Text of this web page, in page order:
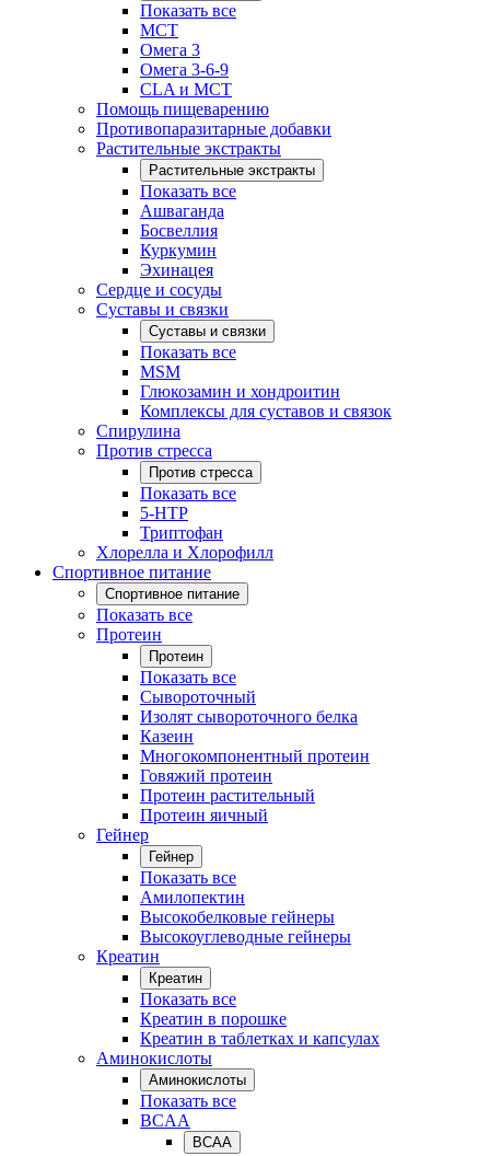
Показать все
MCT
Омега 3
Омега 3-6-9
CLA и MCT
Помощь пищеварению
Противопаразитарные добавки
Растительные экстракты
Растительные экстракты
Показать все
Ашваганда
Босвеллия
Куркумин
Эхинацея
Сердце и сосуды
Суставы и связки
Суставы и связки
Показать все
MSM
Глюкозамин и хондроитин
Комплексы для суставов и связок
Спирулина
Против стресса
Против стресса
Показать все
5-HTP
Триптофан
Хлорелла и Хлорофилл
Спортивное питание
Спортивное питание
Показать все
Протеин
Протеин
Показать все
Сывороточный
Изолят сывороточного белка
Казеин
Многокомпонентный протеин
Говяжий протеин
Протеин растительный
Протеин яичный
Гейнер
Гейнер
Показать все
Амилопектин
Высокобелковые гейнеры
Высокоуглеводные гейнеры
Креатин
Креатин
Показать все
Креатин в порошке
Креатин в таблетках и капсулах
Аминокислоты
Аминокислоты
Показать все
BCAA
BCAA